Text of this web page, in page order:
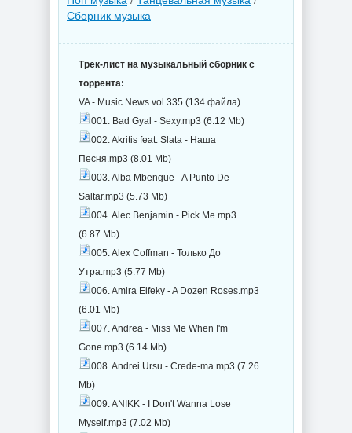
Сборник музыка
Трек-лист на музыкальный сборник с
торрента:
VA - Music News vol.335 (134 файла)
001. Bad Gyal - Sexy.mp3 (6.12 Mb)
002. Akritis feat. Slata - Наша
Песня.mp3 (8.01 Mb)
003. Alba Mbengue - A Punto De
Saltar.mp3 (5.73 Mb)
004. Alec Benjamin - Pick Me.mp3
(6.87 Mb)
005. Alex Coffman - Только До
Утра.mp3 (5.77 Mb)
006. Amira Elfeky - A Dozen Roses.mp3
(6.01 Mb)
007. Andrea - Miss Me When I'm
Gone.mp3 (6.14 Mb)
008. Andrei Ursu - Crede-ma.mp3 (7.26
Mb)
009. ANIKK - I Don't Wanna Lose
Myself.mp3 (7.02 Mb)